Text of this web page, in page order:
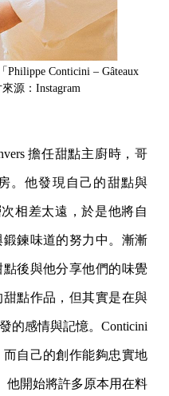
Conticini – Gâteaux
源：Instagram
擔任甜點主廚時，哥
。他發現自己的甜點與
相差太遠，於是他將自
鍊味道的努力中。漸漸
後與他分享他們的味覺
點作品，但其實是在與
的感情與記憶。Conticini
自己的創作能夠忠實地
他開始將許多原本用在料